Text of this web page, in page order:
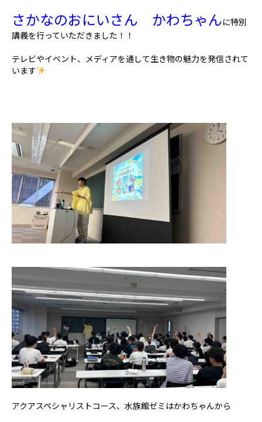
さかなのおにいさん かわちゃんに特別
講義を行っていただきました！！
テレビやイベント、メディアを通して生き物の魅力を発信されて
います
アクアスペシャリストコース、水族館ゼミはかわちゃんから